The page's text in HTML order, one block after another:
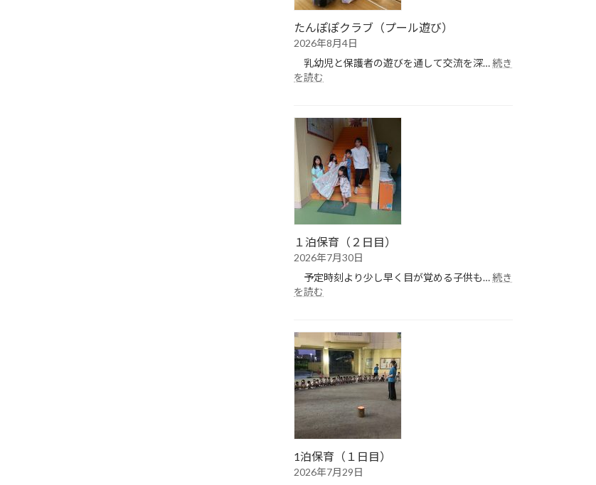
たんぽぽクラブ（プール遊び）
2026年8月4日
乳幼児と保護者の遊びを通して交流を深…続き
を読む
ぽ
ぽ
ク
ラ
ブ
（プ
ー
ル
び）
１泊保育（２日目）
2026年7月30日
予定時刻より少し早く目が覚める子供も…続き
を読む
保
育
（２
日
目）
1泊保育（１日目）
2026年7月29日